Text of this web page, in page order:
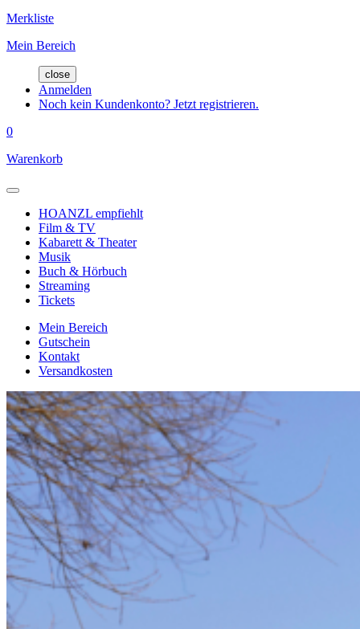
Merkliste
Mein Bereich
close
Anmelden
Noch kein Kundenkonto? Jetzt registrieren.
0
Warenkorb
HOANZL empfiehlt
Film & TV
Kabarett & Theater
Musik
Buch & Hörbuch
Streaming
Tickets
Mein Bereich
Gutschein
Kontakt
Versandkosten